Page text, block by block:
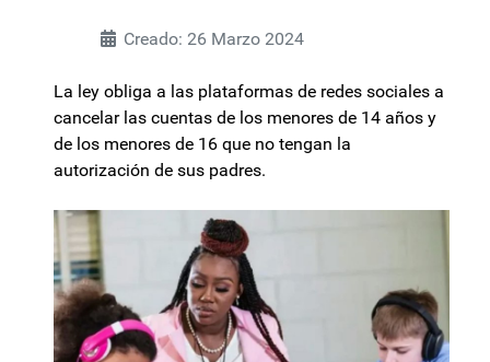
Creado: 26 Marzo 2024
La ley obliga a las plataformas de redes sociales a
cancelar las cuentas de los menores de 14 años y
de los menores de 16 que no tengan la
autorización de sus padres.